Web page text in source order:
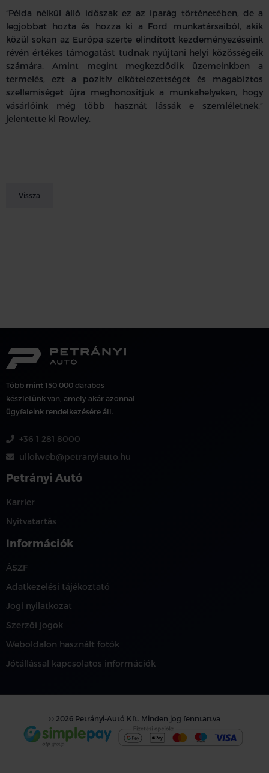
“Példa nélkül álló időszak ez az iparág történetében, de a
legjobbat hozta és hozza ki a Ford munkatársaiból, akik
közül sokan az Európa-szerte elindított kezdeményezéseink
révén értékes támogatást tudnak nyújtani helyi közösségeik
számára. Amint megint megkezdődik üzemeinkben a
termelés, ezt a pozitív elkötelezettséget és magabiztos
szellemiséget újra meghonosítjuk a munkahelyeken, hogy
vásárlóink még több hasznát lássák e szemléletnek,”
jelentette ki Rowley.
Vissza
Több mint 150 000 darabos
készletünk van, amely akár azonnal
ügyfeleink rendelkezésére áll.
+36 1 281 8000
ulloiweb@petranyiauto.hu
Petrányi Autó
Karrier
Nyitvatartás
Információk
ÁSZF
Adatkezelési tájékoztató
Jogi nyilatkozat
Szerzői jogok
Weboldalon használt fotók
Jótállással kapcsolatos információk
© 2026 Petrányi-Autó Kft. Minden jog fenntartva